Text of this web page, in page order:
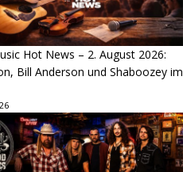
Hot News – 2. August 2026:
Bill Anderson und Shaboozey im